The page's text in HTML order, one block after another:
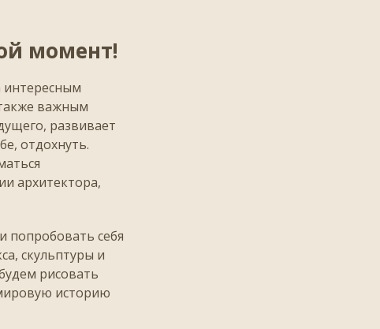
момент!
интересным
важным
развивает
отдохнуть.
архитектора,
попробовать себя
скульптуры и
рисовать
историю